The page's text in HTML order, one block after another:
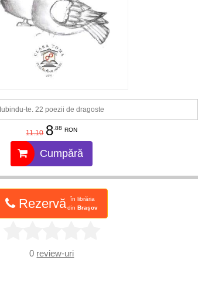
Iubindu-te. 22 poezii de dragoste
11.10 8 .88 RON
Cumpără
Rezervă
în librăria
dinBrașov
0 review-uri